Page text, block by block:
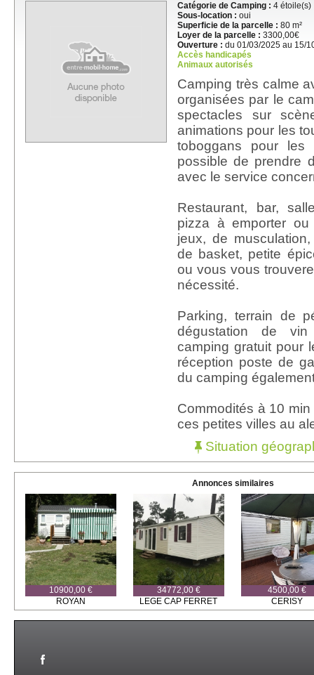
Catégorie de Camping : 4 étoile(s)
Sous-location : oui
Superficie de la parcelle : 80 m²
Loyer de la parcelle : 3300,00€
Ouverture : du 01/03/2025 au 15/
Accès handicapés
Animaux autorisés
Camping très calme
organisées par le
spectacles sur
animations pour les
toboggans pour
possible de prendre
avec le service
Restaurant, bar,
pizza à emporter
jeux, de
de basket, petite
ou vous vous
nécessité.
Parking, terrain de
dégustation de
camping gratuit pour
réception poste de
du camping
Commodités à 10
ces petites villes au
Situation
Annonces similaires
10900,00 €
ROYAN
34772,00 €
LEGE CAP FERRET
4500,00 €
CERISY